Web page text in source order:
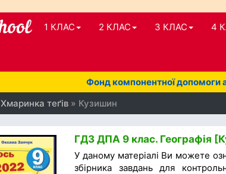
1 КЛАС 2 КЛАС 3 КЛАС 4
Фонд компонентної допомоги
Хмаринка теґів » Кузишин
ГДЗ ДПА 9 клас. Географія
У даному матеріалі Ви можете
збірника завдань для